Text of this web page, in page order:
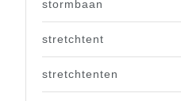
stormbaan
stretchtent
stretchtenten